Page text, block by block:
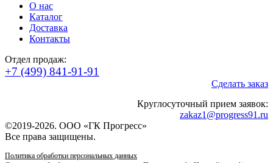
О нас
Каталог
Доставка
Контакты
Отдел продаж:
+7 (499) 841-91-91
Сделать заказ
Круглосуточный прием заявок:
zakaz1@progress91.ru
©2019-2026. ООО «ГК Прогресс»
Все права защищены.
Политика обработки персональных данных